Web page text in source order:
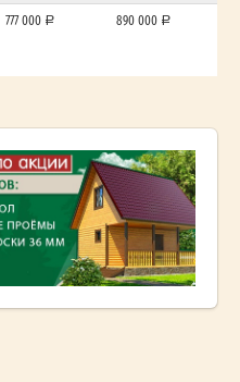
777 000 890 000